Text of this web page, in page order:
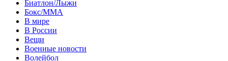
Биатлон/Лыжи
Бокс/MMA
В мире
В России
Вещи
Военные новости
Волейбол